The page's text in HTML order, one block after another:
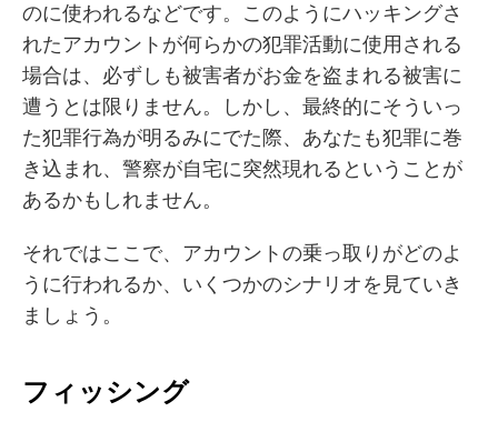
のに使われるなどです。このようにハッキングさ
れたアカウントが何らかの犯罪活動に使用される
場合は、必ずしも被害者がお金を盗まれる被害に
遭うとは限りません。しかし、最終的にそういっ
た犯罪行為が明るみにでた際、あなたも犯罪に巻
き込まれ、警察が自宅に突然現れるということが
あるかもしれません。
それではここで、アカウントの乗っ取りがどのよ
うに行われるか、いくつかのシナリオを見ていき
ましょう。
フィッシング